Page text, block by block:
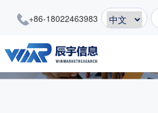
+86-18022463983